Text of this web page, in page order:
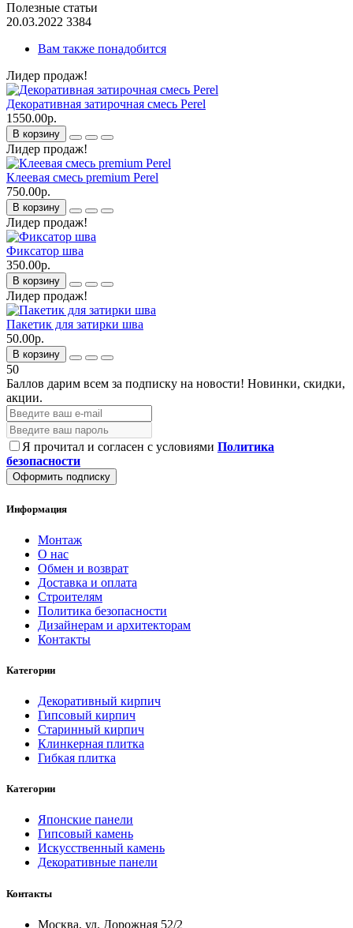
Полезные статьи
20.03.2022 3384
Вам также понадобится
Лидер продаж!
Декоративная затирочная смесь Perel
1550.00р.
В корзину
Лидер продаж!
Клеевая смесь premium Perel
750.00р.
В корзину
Лидер продаж!
Фиксатор шва
350.00р.
В корзину
Лидер продаж!
Пакетик для затирки шва
50.00р.
В корзину
50
Баллов дарим всем за подписку на новости! Новинки, скидки,
акции.
Я прочитал и согласен с условиями Политика
безопасности
Оформить подписку
Информация
Монтаж
О нас
Обмен и возврат
Доставка и оплата
Строителям
Политика безопасности
Дизайнерам и архитекторам
Контакты
Категории
Декоративный кирпич
Гипсовый кирпич
Старинный кирпич
Клинкерная плитка
Гибкая плитка
Категории
Японские панели
Гипсовый камень
Искусственный камень
Декоративные панели
Контакты
Москва, ул. Дорожная 52/2